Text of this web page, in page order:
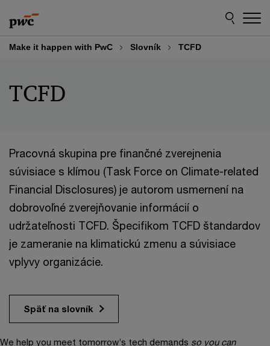
to
content
to
footer
Make it happen with PwC Slovník TCFD
TCFD
Pracovná skupina pre finančné zverejnenia
súvisiace s klímou (Task Force on Climate-related
Financial Disclosures) je autorom usmernení na
dobrovoľné zverejňovanie informácií o
udržateľnosti TCFD. Špecifikom TCFD štandardov
je zameranie na klimatickú zmenu a súvisiace
vplyvy organizácie.
Späť na slovník
We help you meet tomorrow’s tech demands so you can